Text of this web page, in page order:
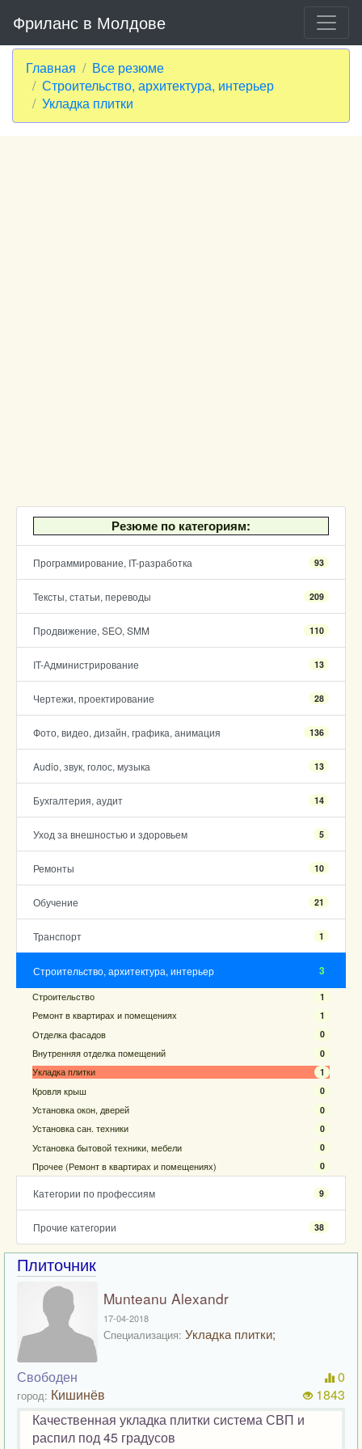
Фриланс в Молдове
Главная
Все резюме
Строительство, архитектура, интерьер
Укладка плитки
Резюме по категориям:
Программирование, IT-разработка 93
Тексты, статьи, переводы 209
Продвижение, SEO, SMM 110
IT-Администрирование 13
Чертежи, проектирование 28
Фото, видео, дизайн, графика, анимация 136
Audio, звук, голос, музыка 13
Бухгалтерия, аудит 14
Уход за внешностью и здоровьем 5
Ремонты 10
Обучение 21
Транспорт 1
Строительство, архитектура, интерьер 3
Строительство 1
Ремонт в квартирах и помещениях 1
Отделка фасадов 0
Внутренняя отделка помещений 0
Укладка плитки 1
Кровля крыш 0
Установка окон, дверей 0
Установка сан. техники 0
Установка бытовой техники, мебели 0
Прочее (Ремонт в квартирах и помещениях) 0
Категории по профессиям 9
Прочие категории 38
Плиточник
Munteanu Alexandr
17-04-2018
Специализация: Укладка плитки;
Свободен
город: Кишинёв
0
1843
Качественная укладка плитки система СВП и
распил под 45 градусов